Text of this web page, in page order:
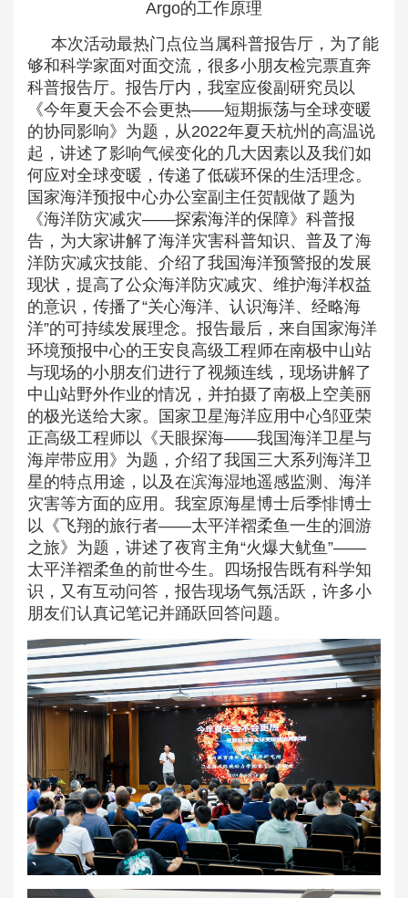
Argo的工作原理
本次活动最热门点位当属科普报告厅，为了能
够和科学家面对面交流，很多小朋友检完票直奔
科普报告厅。报告厅内，我室应俊副研究员以
《今年夏天会不会更热——短期振荡与全球变暖
的协同影响》为题，从2022年夏天杭州的高温说
起，讲述了影响气候变化的几大因素以及我们如
何应对全球变暖，传递了低碳环保的生活理念。
国家海洋预报中心办公室副主任贺靓做了题为
《海洋防灾减灾——探索海洋的保障》科普报
告，为大家讲解了海洋灾害科普知识、普及了海
洋防灾减灾技能、介绍了我国海洋预警报的发展
现状，提高了公众海洋防灾减灾、维护海洋权益
的意识，传播了“关心海洋、认识海洋、经略海
洋”的可持续发展理念。报告最后，来自国家海洋
环境预报中心的王安良高级工程师在南极中山站
与现场的小朋友们进行了视频连线，现场讲解了
中山站野外作业的情况，并拍摄了南极上空美丽
的极光送给大家。国家卫星海洋应用中心邹亚荣
正高级工程师以《天眼探海——我国海洋卫星与
海岸带应用》为题，介绍了我国三大系列海洋卫
星的特点用途，以及在滨海湿地遥感监测、海洋
灾害等方面的应用。我室原海星博士后季悱博士
以《飞翔的旅行者——太平洋褶柔鱼一生的洄游
之旅》为题，讲述了夜宵主角“火爆大鱿鱼”——
太平洋褶柔鱼的前世今生。四场报告既有科学知
识，又有互动问答，报告现场气氛活跃，许多小
朋友们认真记笔记并踊跃回答问题。